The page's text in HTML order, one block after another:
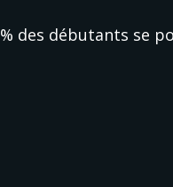
des débutants se